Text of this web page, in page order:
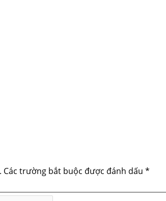
Các trường bắt buộc được đánh dấu *